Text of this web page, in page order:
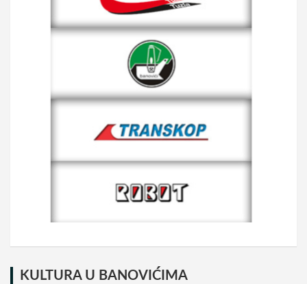
KULTURA U BANOVIĆIMA